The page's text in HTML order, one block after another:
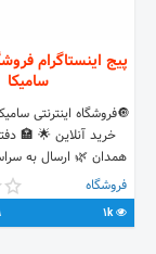
پیج اینستاگرام
سامیکا
🔘فروشگاه اینترنتی
خرید آنلاین 🌟 🏣
همدان 🌿 ارسال به
جهت دانلود اپلیکیشن
?
l=fa آدرس سایت : samika.ir
فروشگاه
1k